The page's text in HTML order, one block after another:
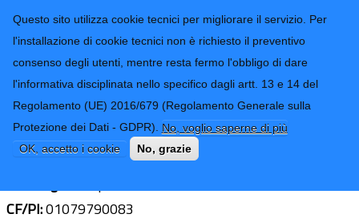
Questo sito utilizza cookie tecnici per migliorare il servizio. Per
l'installazione di cookie tecnici non è richiesto il preventivo
consenso degli utenti, mentre resta fermo l'obbligo di dare
l'informativa disciplinata nello specifico dagli artt. 13 e 14 del
Regolamento (UE) 2016/679 (Regolamento Generale sulla
Protezione dei Dati - GDPR). No, voglio saperne di più
OK, accetto i cookie
No, grazie
Provincia di
Imperia
CONTATTI-URP
TRASPARENZA
Form di ricerca
Ing Claudio Negro
Ultimo aggiornamento: 21/12/2020 - 10:40
CF/PI:01079790083